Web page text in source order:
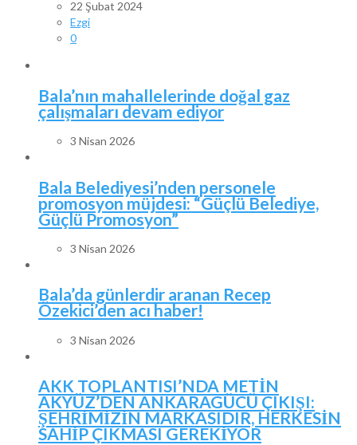
22 Şubat 2024
Ezgi
0
Bala’nın mahallelerinde doğal gaz
çalışmaları devam ediyor
3 Nisan 2026
Bala Belediyesi’nden personele
promosyon müjdesi: “Güçlü Belediye,
Güçlü Promosyon”
3 Nisan 2026
Bala’da günlerdir aranan Recep
Özekici’den acı haber!
3 Nisan 2026
AKK TOPLANTISI’NDA METİN
AKYÜZ’DEN ANKARAGÜCÜ ÇIKIŞI:
ŞEHRİMİZİN MARKASIDIR, HERKESİN
SAHİP ÇIKMASI GEREKİYOR